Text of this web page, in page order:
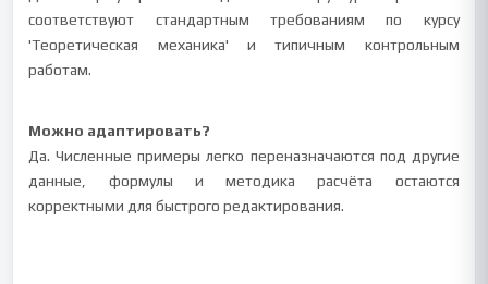
соответствуют стандартным требованиям по курсу
'Теоретическая механика' и типичным контрольным
работам.
Можно адаптировать?
Да. Численные примеры легко переназначаются под другие
данные, формулы и методика расчёта остаются
корректными для быстрого редактирования.